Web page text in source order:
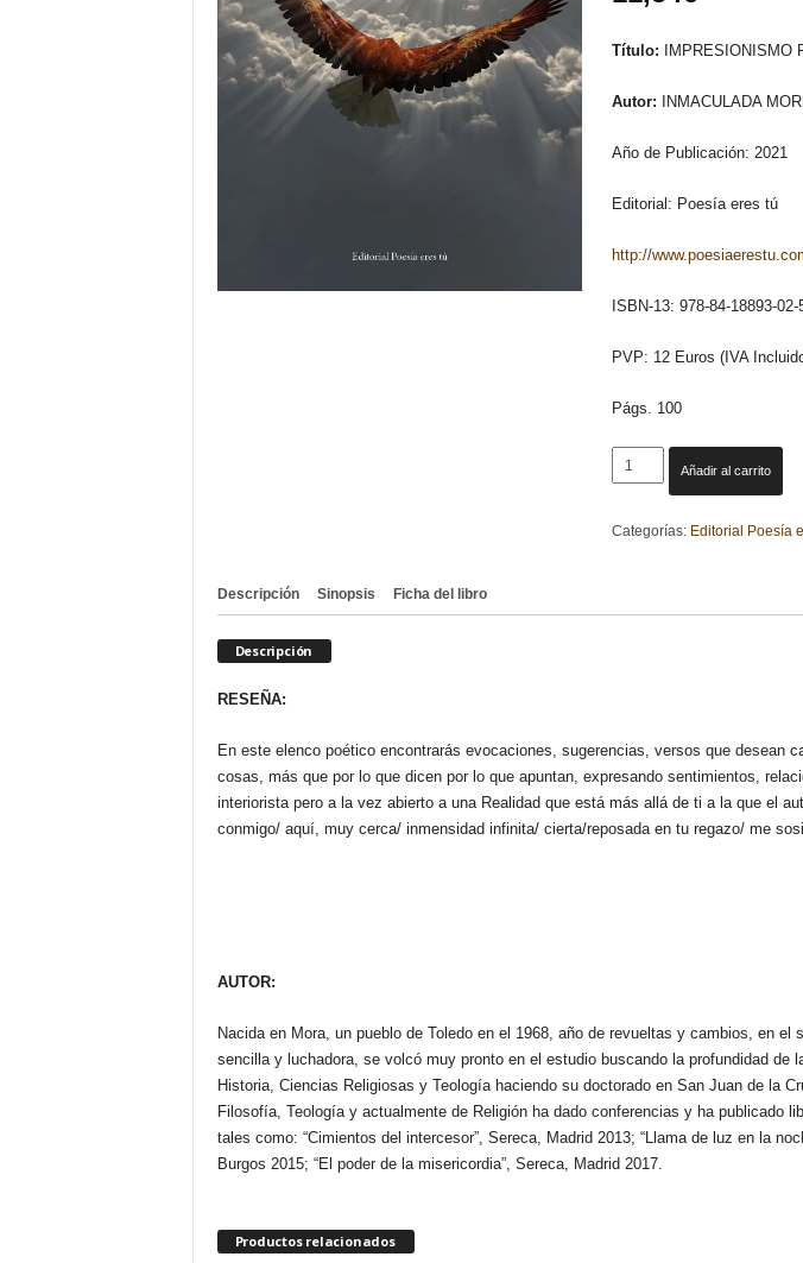
Título: IMPRESIONISMO
Autor: INMACULADA
Año de Publicación: 2021
Editorial: Poesía eres tú
http://
ISBN-13: 978-84-18893-02-
PVP: 12 Euros (IVA
Págs. 100
IMPRESIONISMO
POÉTICO:
INMACULADA
Añadir al carrito
Categorías: Editorial Poesía
Descripción Sinopsis Ficha del libro
Descripción
RESEÑA:
En este elenco poético encontrarás evocaciones, sugerencias, versos que desean
cosas, más que por lo que dicen por lo que apuntan, expresando sentimientos,
interiorista pero a la vez abierto a una Realidad que está más allá de ti a la que el
conmigo/ aquí, muy cerca/ inmensidad infinita/ cierta/reposada en tu regazo/ me
AUTOR:
Nacida en Mora, un pueblo de Toledo en el 1968, año de revueltas y cambios, en el
sencilla y luchadora, se volcó muy pronto en el estudio buscando la profundidad de
Historia, Ciencias Religiosas y Teología haciendo su doctorado en San Juan de la
Filosofía, Teología y actualmente de Religión ha dado conferencias y ha publicado
tales como: “Cimientos del intercesor”, Sereca, Madrid 2013; “Llama de luz en la
Burgos 2015; “El poder de la misericordia”, Sereca, Madrid 2017.
Productos relacionados